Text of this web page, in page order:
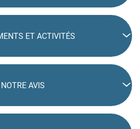
ET ACTIVITÉS
NOTRE AVIS